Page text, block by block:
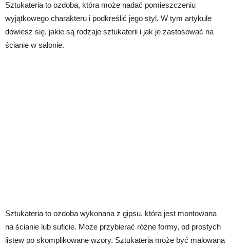
Sztukateria to ozdoba, która może nadać pomieszczeniu
wyjątkowego charakteru i podkreślić jego styl. W tym artykule
dowiesz się, jakie są rodzaje sztukaterii i jak je zastosować na
ścianie w salonie.
Sztukateria to ozdoba wykonana z gipsu, która jest montowana
na ścianie lub suficie. Może przybierać różne formy, od prostych
listew po skomplikowane wzory. Sztukateria może być malowana